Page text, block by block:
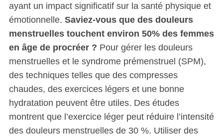
ayant un impact significatif sur la santé physique et
émotionnelle. Saviez-vous que des douleurs
menstruelles touchent environ 50% des femmes
en âge de procréer ? Pour gérer les douleurs
menstruelles et le syndrome prémenstruel (SPM),
des techniques telles que des compresses
chaudes, des exercices légers et une bonne
hydratation peuvent être utiles. Des études
montrent que l’exercice léger peut réduire l’intensité
des douleurs menstruelles de 30 %. Utiliser des
S
e
r
c
h
f
r
: